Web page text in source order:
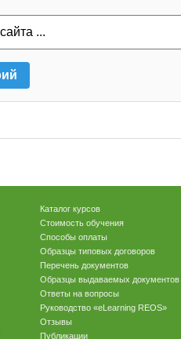
Каталог курсов
Стоимость обучения
Способы оплаты
Образцы типовых договоров
Перечень документов
Образцы выдаваемых документов
Ответы на вопросы
Руководство «eLearning REOS»
Отзывы
Публикации